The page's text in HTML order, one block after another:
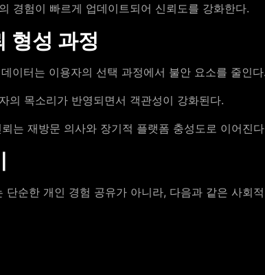
경험이 빠르게 업데이트되어 신뢰도를 강화한다.
형성 과정
이터는 이용자의 선택 과정에서 불안 요소를 줄인다.
의 목소리가 반영되면서 객관성이 강화된다.
는 재방문 의사와 장기적 플랫폼 충성도로 이어진
단순한 개인 경험 공유가 아니라, 다음과 같은 사회